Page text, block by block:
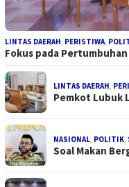
LINTAS DAERAH, PERISTIWA,
Fokus pada
LINTAS DAERAH,
Pemkot Lubuk
NASIONAL, POLITIK,
Soal Makan